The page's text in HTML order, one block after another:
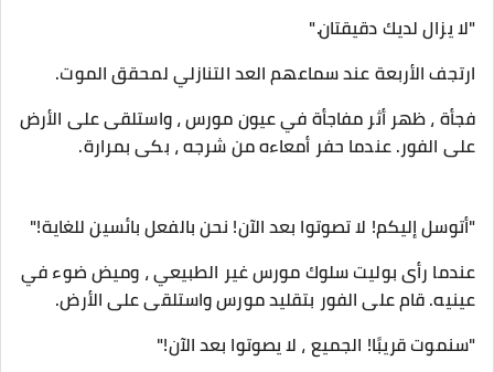
"لا يزال لديك دقيقتان."
ارتجف الأربعة عند سماعهم العد التنازلي لمحقق الموت.
فجأة ، ظهر أثر مفاجأة في عيون مورس ، واستلقى على الأرض
على الفور. عندما حفر أمعاءه من شرجه ، بكى بمرارة.
"أتوسل إليكم! لا تصوتوا بعد الآن! نحن بالفعل بائسين للغاية!"
عندما رأى بوليت سلوك مورس غير الطبيعي ، وميض ضوء في
عينيه. قام على الفور بتقليد مورس واستلقى على الأرض.
"سنموت قريبًا! الجميع ، لا يصوتوا بعد الآن!"